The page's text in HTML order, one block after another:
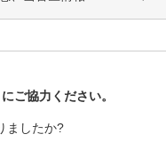
ご協力ください。
ましたか?